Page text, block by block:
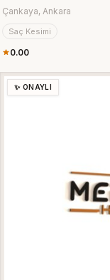
Çankaya, Ankara
Saç Kesimi
0.00
✨ ONAYLI